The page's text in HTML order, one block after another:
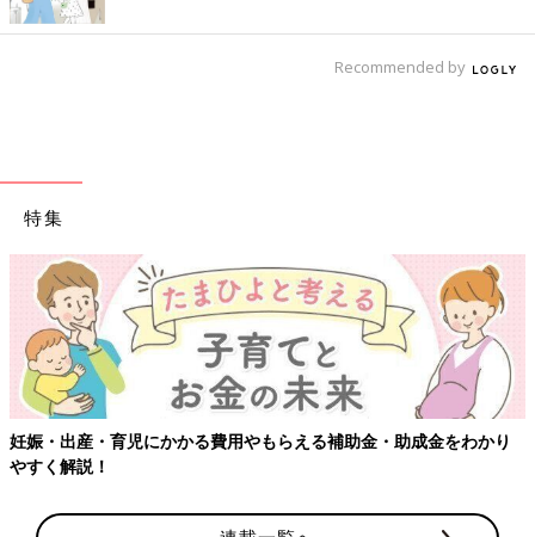
Recommended by
特集
【ワクチン接種できるものも】妊婦の感染症対策、知っておいて！